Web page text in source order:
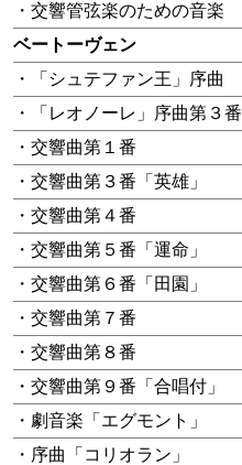
・交響管弦楽のための音楽
ベートーヴェン
・「シュテファン王」序曲
・「レオノーレ」序曲第３番
・交響曲第１番
・交響曲第３番「英雄」
・交響曲第４番
・交響曲第５番「運命」
・交響曲第６番「田園」
・交響曲第７番
・交響曲第８番
・交響曲第９番「合唱付」
・劇音楽「エグモント」
・序曲「コリオラン」